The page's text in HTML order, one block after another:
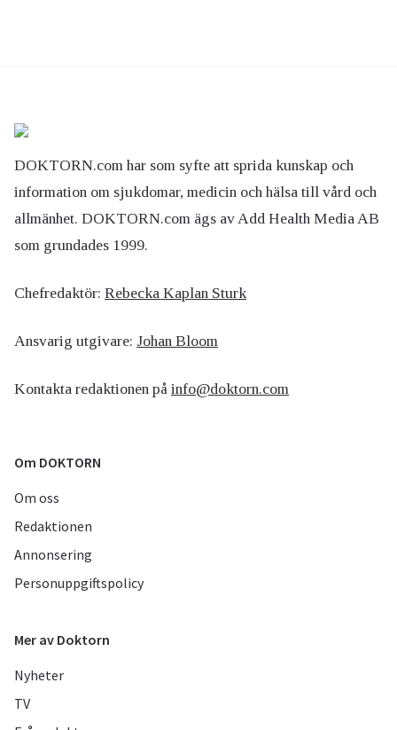
DOKTORN.com har som syfte att sprida kunskap och
information om sjukdomar, medicin och hälsa till vård och
allmänhet. DOKTORN.com ägs av Add Health Media AB
som grundades 1999.
Chefredaktör: Rebecka Kaplan Sturk
Ansvarig utgivare: Johan Bloom
Kontakta redaktionen på info@doktorn.com
Om DOKTORN
Om oss
Redaktionen
Annonsering
Personuppgiftspolicy
Mer av Doktorn
Nyheter
TV